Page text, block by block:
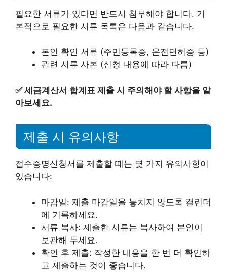
필요한 서류가 있다면 반드시 첨부해야 합니다. 기
본적으로 필요한 서류 목록은 다음과 같습니다.
본인 확인 서류 (주민등록증, 운전면허증 등)
관련 서류 사본 (신청 내용에 따라 다름)
✅세금계산서 합계표 제출 시 주의해야 할 사항을 알
아보세요.
제출 시 유의사항
접수증명신청서를 제출할 때는 몇 가지 유의사항이
있습니다:
마감일: 제출 마감일을 놓치지 않도록 캘린더
에 기록하세요.
서류 복사: 제출한 서류는 복사하여 본인이
보관해 두세요.
확인 후 제출: 작성한 내용을 한 번 더 확인하
고 제출하는 것이 좋습니다.